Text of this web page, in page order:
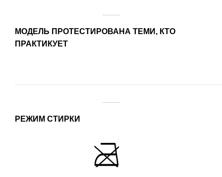
МОДЕЛЬ ПРОТЕСТИРОВАНА ТЕМИ, КТО
ПРАКТИКУЕТ
РЕЖИМ СТИРКИ